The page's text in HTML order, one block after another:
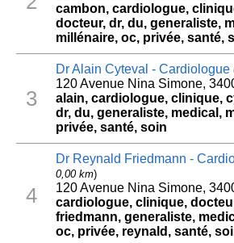
cambon, cardiologue,
docteur, dr, du, generaliste,
millénaire, oc, privée, santé,
3
Dr Alain Cyteval - Cardiologue
120 Avenue Nina Simone,
alain, cardiologue, clinique,
dr, du, generaliste, medical,
privée, santé, soin
4
Dr Reynald Friedmann -
0,00 km)
120 Avenue Nina Simone,
cardiologue, clinique,
friedmann, generaliste,
oc, privée, reynald, santé,